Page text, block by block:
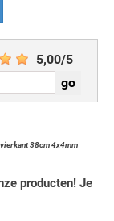
5,00/5
38cm 4x4mm
producten! Je